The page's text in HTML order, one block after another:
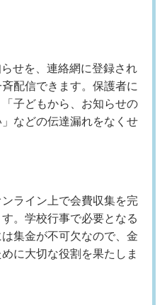
せを、連絡網に登録され
配信できます。保護者に
子どもから、お知らせの
などの伝達漏れをなくせ
ライン上で会費収集を完
。学校行事で必要となる
集金が不可欠なので、金
に大切な役割を果たしま